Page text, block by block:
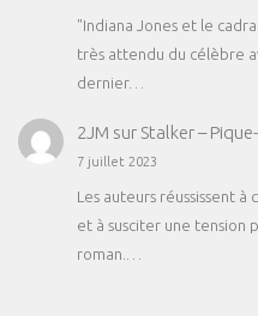
"Indiana Jones et le
très attendu du célèbre
dernier…
2JM sur Stalker –
7 juillet 2023
Les auteurs réussissent
et à susciter une tension
roman.…